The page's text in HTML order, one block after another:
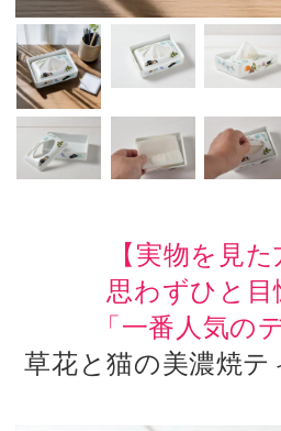
【実物を見た
思わずひと目
「一番人気の
草花と猫の美濃焼テ